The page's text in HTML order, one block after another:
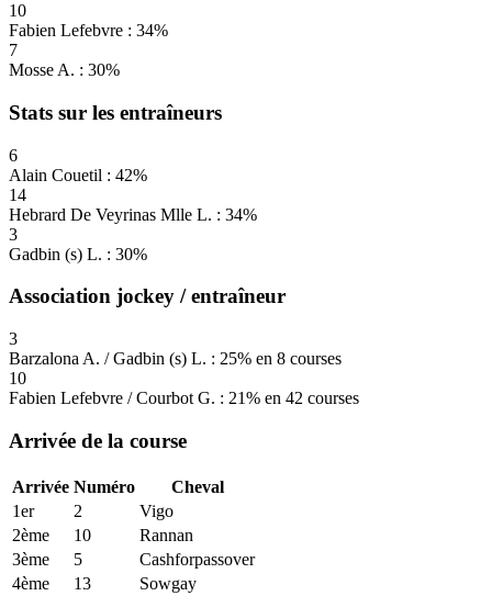
10
Fabien Lefebvre : 34%
7
Mosse A. : 30%
Stats sur les entraîneurs
6
Alain Couetil : 42%
14
Hebrard De Veyrinas Mlle L. : 34%
3
Gadbin (s) L. : 30%
Association jockey / entraîneur
3
Barzalona A. / Gadbin (s) L. : 25% en 8 courses
10
Fabien Lefebvre / Courbot G. : 21% en 42 courses
Arrivée de la course
Arrivée Numéro
Cheval
1er
2
Vigo
2ème
10
Rannan
3ème
5
Cashforpassover
4ème
13
Sowgay